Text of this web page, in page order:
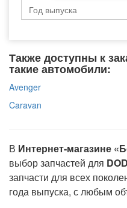
Также доступны к
такие автомобили:
Avenger
Caravan
В Интернет-магазине
выбор запчастей для
запчасти для всех
года выпуска, с любым